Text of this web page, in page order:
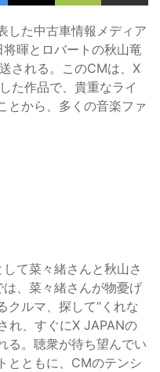
した中古車情報メディア
将暉とロバートの秋山竜
される。このCMは、X
た作品で、貴重なライ
とから、多くの音楽ファ
て菜々緒さんと秋山さ
、菜々緒さんが物憂げ
クルマ、探して“くれな
れ、すぐにX JAPANの
る。聴衆が待ち望んでい
とともに、CMのテンシ